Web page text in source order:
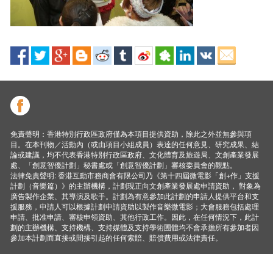
免責聲明：香港特別行政區政府僅為本項目提供資助，除此之外並無參與項
目。在本刊物／活動內（或由項目小組成員）表達的任何意見、研究成果、結
論或建議，均不代表香港特別行政區政府、文化體育及旅遊局、文創產業發展
處、「創意智優計劃」秘書處或「創意智優計劃」審核委員會的觀點。
法律免責聲明: 香港互動市務商會有限公司乃《第十四屆微電影「創+作」支援
計劃（音樂篇）》的主辦機構，計劃現正向文創產業發展處申請資助， 對象為
廣告製作企業、其導演及歌手。計劃為有意參加此計劃的申請人提供平台和支
援服務，申請人可以根據計劃申請資助以製作音樂微電影；大會服務包括處理
申請、批准申請、審核申領資助、其他行政工作。因此，在任何情況下，此計
劃的主辦機構、支持機構、支持媒體及支持學術圑體均不會承擔所有參加者因
參加本計劃而直接或間接引起的任何索賠、賠償費用或法律責任。